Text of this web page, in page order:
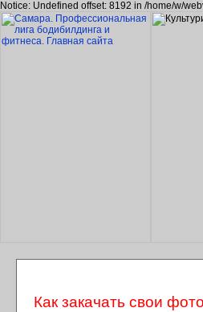
Notice: Undefined offset: 8192 in /home/w/
Как закачать свои фото